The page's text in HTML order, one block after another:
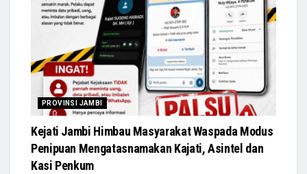
PROVINSI JAMBI
Kejati Jambi Himbau Masyarakat Waspada Modus
Penipuan Mengatasnamakan Kajati, Asintel dan
Kasi Penkum